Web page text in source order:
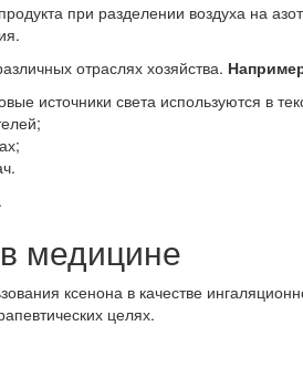
при разделении воздуха на
отраслях хозяйства.
источники света используются в
медицине
ксенона в качестве
целях.